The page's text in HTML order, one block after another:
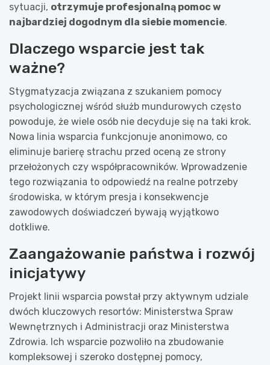
sytuacji, otrzymuje profesjonalną pomoc w
najbardziej dogodnym dla siebie momencie.
Dlaczego wsparcie jest tak
ważne?
Stygmatyzacja związana z szukaniem pomocy
psychologicznej wśród służb mundurowych często
powoduje, że wiele osób nie decyduje się na taki krok.
Nowa linia wsparcia funkcjonuje anonimowo, co
eliminuje barierę strachu przed oceną ze strony
przełożonych czy współpracowników. Wprowadzenie
tego rozwiązania to odpowiedź na realne potrzeby
środowiska, w którym presja i konsekwencje
zawodowych doświadczeń bywają wyjątkowo
dotkliwe.
Zaangażowanie państwa i rozwój
inicjatywy
Projekt linii wsparcia powstał przy aktywnym udziale
dwóch kluczowych resortów: Ministerstwa Spraw
Wewnętrznych i Administracji oraz Ministerstwa
Zdrowia. Ich wsparcie pozwoliło na zbudowanie
kompleksowej i szeroko dostępnej pomocy,